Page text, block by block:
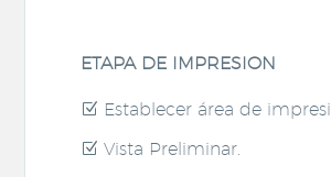
ETAPA DE IMPRESION
Establecer área de
Vista Preliminar.